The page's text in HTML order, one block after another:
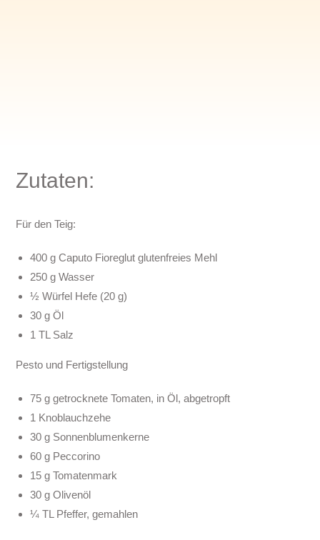
Zutaten:
Für den Teig:
400 g Caputo Fioreglut glutenfreies Mehl
250 g Wasser
½ Würfel Hefe (20 g)
30 g Öl
1 TL Salz
Pesto und Fertigstellung
75 g getrocknete Tomaten, in Öl, abgetropft
1 Knoblauchzehe
30 g Sonnenblumenkerne
60 g Peccorino
15 g Tomatenmark
30 g Olivenöl
¼ TL Pfeffer, gemahlen